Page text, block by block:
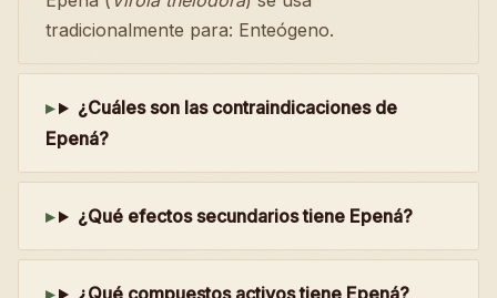
tradicionalmente para: Enteógeno.
¿Cuáles son las contraindicaciones de
Epená?
¿Qué efectos secundarios tiene Epená?